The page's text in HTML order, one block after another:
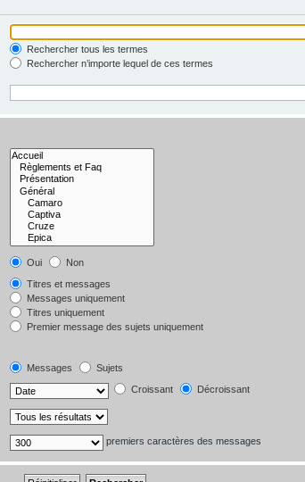
Rechercher tous les termes
Rechercher n’importe lequel de ces termes
Oui
Non
Titres et messages
Messages uniquement
Titres uniquement
Premier message des sujets uniquement
Messages
Sujets
Croissant Décroissant
premiers caractères des messages